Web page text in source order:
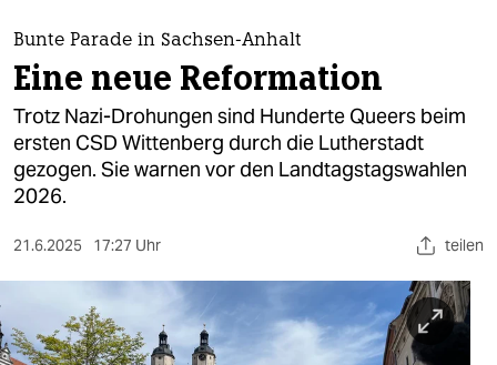
themen
politik
öko
gesellschaft
kultur
sport
berlin
Bunte Parade in Sachsen-Anhalt
Eine neue Reformation
Trotz Nazi-Drohungen sind Hunderte Queers beim
ersten CSD Wittenberg durch die Lutherstadt
gezogen. Sie warnen vor den Landtagstagswahlen
2026.
21.6.2025 17:27 Uhr teilen